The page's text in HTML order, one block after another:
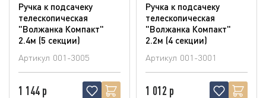
Ручка к подсачеку
телескопическая
"Волжанка Компакт"
2.4м (5 секции)
Артикул 001-3005
1 144 р
Ручка к подсачеку
телескопическая
"Волжанка Компакт"
2.2м (4 секции)
Артикул 001-3001
1 012 р